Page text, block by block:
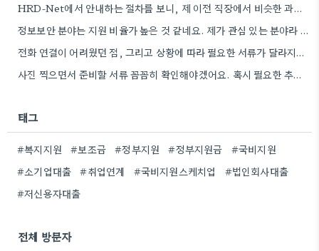
HRD-Net에서 안내하는 절차를 보니, 제 이전 직장에서 비슷한 과정을 거쳤던 기억이 납니다. 카드 발급 기간이…
정보보안 분야는 지원 비율가 높은 것 같네요. 제가 관심 있는 분야라 더 자세히 알아봐야겠습니다.
전화 연결이 어려웠던 점, 그리고 상황에 따라 필요한 서류가 달라지는 부분 때문에 실제로 상담받는 게…
사진 찍으면서 준비할 서류 꼼꼼히 확인해야겠어요. 혹시 필요한 추가 정보가 있는지 다시 한번 확인해봐야겠습니다.
태그
#복지지원 #보조금 #정부지원 #정부지원금
#국비지원
#소기업대출
#취업연계 #국비지원스케치업
#법인회사대출
#저신용자대출
전체 방문자